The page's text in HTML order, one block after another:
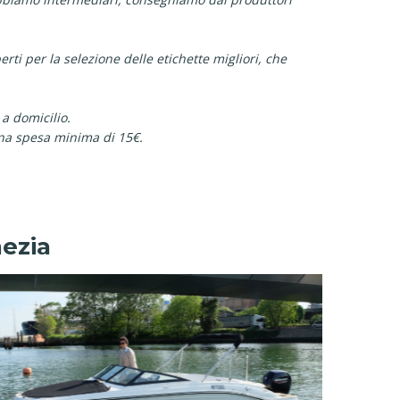
per la selezione delle etichette migliori, che
domicilio.
spesa minima di 15€.